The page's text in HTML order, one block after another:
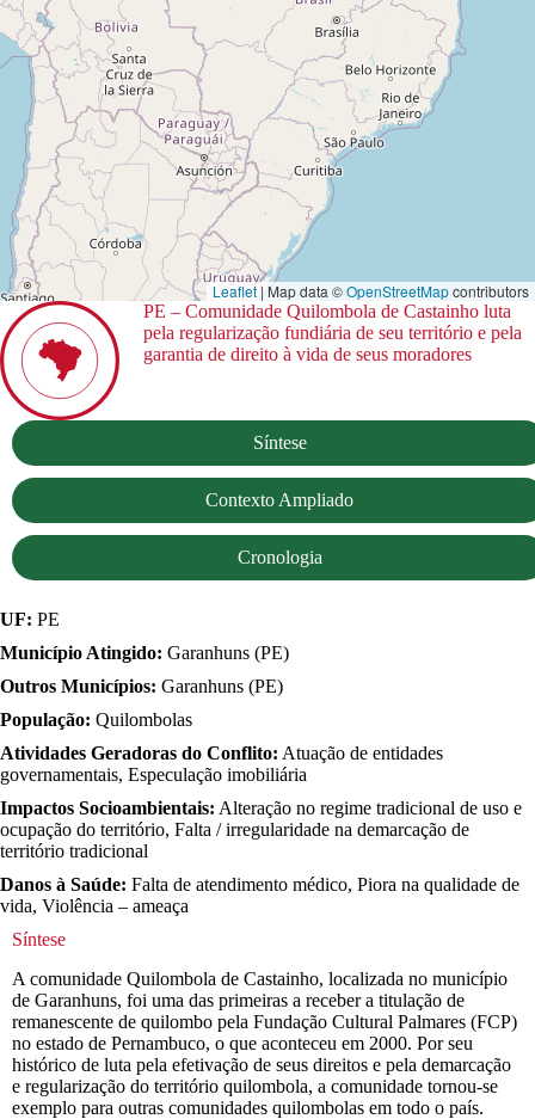
Leaflet | Map data ©OpenStreetMapcontributors
PE – Comunidade Quilombola de Castainho luta
pela regularização fundiária de seu território e pela
garantia de direito à vida de seus moradores
Síntese
Contexto Ampliado
Cronologia
UF: PE
Município Atingido: Garanhuns (PE)
Outros Municípios: Garanhuns (PE)
População: Quilombolas
Atividades Geradoras do Conflito: Atuação de entidades
governamentais, Especulação imobiliária
Impactos Socioambientais: Alteração no regime tradicional de uso e
ocupação do território, Falta / irregularidade na demarcação de
território tradicional
Danos à Saúde: Falta de atendimento médico, Piora na qualidade de
vida, Violência – ameaça
Síntese
A comunidade Quilombola de Castainho, localizada no município
de Garanhuns, foi uma das primeiras a receber a titulação de
remanescente de quilombo pela Fundação Cultural Palmares (FCP)
no estado de Pernambuco, o que aconteceu em 2000. Por seu
histórico de luta pela efetivação de seus direitos e pela demarcação
e regularização do território quilombola, a comunidade tornou-se
exemplo para outras comunidades quilombolas em todo o país.